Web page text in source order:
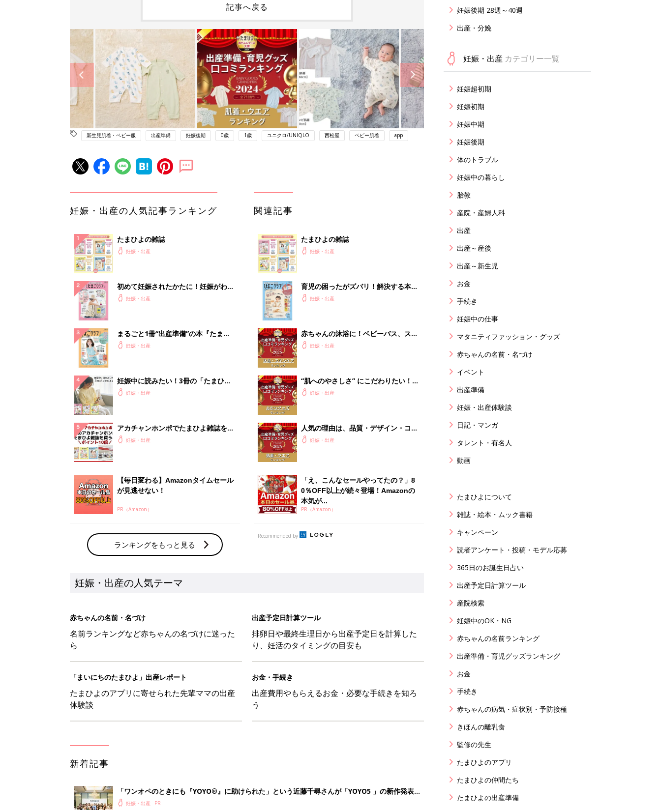
記事へ戻る
新生児肌着・ベビー服 出産準備 妊娠後期 0歳 1歳 ユニクロ/UNIQLO 西松屋 ベビー肌着 app
妊娠・出産の人気記事ランキング
たまひよの雑誌
妊娠・出産
初めて妊娠されたかたに！妊娠がわか
ったら最初に読む本『初めてのたまご
妊娠・出産
まるごと1冊“出産準備”の本『たまご
クラブ 夏号』〈スペシャル大特集〉
妊娠・出産
妊娠中に読みたい！3冊の「たまひ
よ」妊娠・出産
アカチャンホンポでたまひよ雑誌を買
うとポイント10倍【期間限定】
妊娠・出産
【毎日変わる】Amazonタイムセール
が見逃せない！
PR（Amazon）
ランキングをもっと見る
関連記事
たまひよの雑誌
妊娠・出産
育児の困ったがズバリ！解決する本
『ひよこクラブ 秋号』 4カ月～2才
妊娠・出産
赤ちゃんの沐浴に！ベビーバス、スキ
ンケアグッズ口コミ人気ランキング
妊娠・出産
“肌へのやさしさ” にこだわりたい！
ママ・パパが選ぶおむつグッズ8選
妊娠・出産
人気の理由は、品質・デザイン・コス
パ！ ベビー肌着・ウエアランキング妊娠・出産
「え、こんなセールやってたの？」8
0％OFF以上が続々登場！Amazonの
本気が...
PR（Amazon）
Recommended by
妊娠・出産の人気テーマ
赤ちゃんの名前・名づけ
名前ランキングなど赤ちゃんの名づけに迷った
ら
出産予定日計算ツール
排卵日や最終生理日から出産予定日を計算した
り、妊活のタイミングの目安も
「まいにちのたまひよ」出産レポート
たまひよのアプリに寄せられた先輩ママの出産
体験談
お金・手続き
出産費用やもらえるお金・必要な手続きを知ろ
う
新着記事
「ワンオペのときにも『YOYO®』に助けられた」という近藤千尋さんが「YOYO5 」の新作発表
会に登場。「YOYO®」を愛用し続けている魅力とは!?
妊娠・出産
妊娠後期 28週～40週
出産・分娩
妊娠・出産 カテゴリー一覧
妊娠超初期
妊娠初期
妊娠中期
妊娠後期
体のトラブル
妊娠中の暮らし
胎教
産院・産婦人科
出産
出産～産後
出産～新生児
お金
手続き
妊娠中の仕事
マタニティファッション・グッズ
赤ちゃんの名前・名づけ
イベント
出産準備
妊娠・出産体験談
日記・マンガ
タレント・有名人
動画
たまひよについて
雑誌・絵本・ムック書籍
キャンペーン
読者アンケート・投稿・モデル応募
365日のお誕生日占い
出産予定日計算ツール
産院検索
妊娠中のOK・NG
赤ちゃんの名前ランキング
出産準備・育児グッズランキング
お金
手続き
赤ちゃんの病気・症状別・予防接種
きほんの離乳食
監修の先生
たまひよのアプリ
たまひよの仲間たち
たまひよの出産準備